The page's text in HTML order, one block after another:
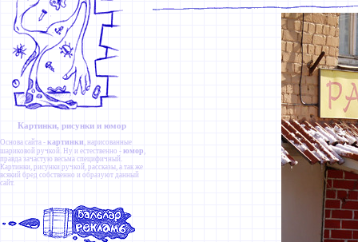
Картинки, рисунки и юмор
Основа сайта - картинки , нарисованные
шариковой ручкой. Ну и естественно - юмор ,
правда зачастую весьма специфичный.
Картинки, рисунки ручкой, рассказы, а так же
всякий бред собственно и образуют данный
сайт.